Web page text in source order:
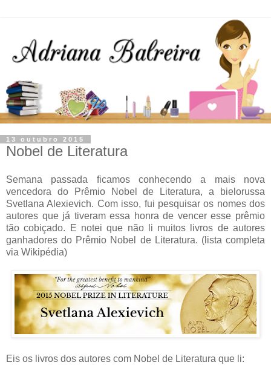
13 outubro 2015
Nobel de Literatura
Semana passada ficamos conhecendo a mais nova
vencedora do Prêmio Nobel de Literatura, a bielorussa
Svetlana Alexievich. Com isso, fui pesquisar os nomes dos
autores que já tiveram essa honra de vencer esse prêmio
tão cobiçado. E notei que não li muitos livros de autores
ganhadores do Prêmio Nobel de Literatura. (lista completa
via Wikipédia)
Eis os livros dos autores com Nobel de Literatura que li: